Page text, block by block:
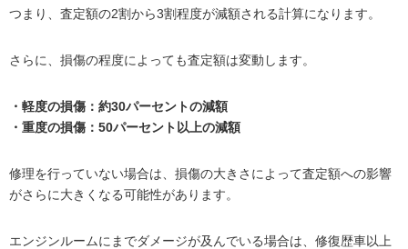
つまり、査定額の2割から3割程度が減額される計算になります。
さらに、損傷の程度によっても査定額は変動します。
・軽度の損傷：約30パーセントの減額
・重度の損傷：50パーセント以上の減額
修理を行っていない場合は、損傷の大きさによって査定額への影響
がさらに大きくなる可能性があります。
エンジンルームにまでダメージが及んでいる場合は、修復歴車以上